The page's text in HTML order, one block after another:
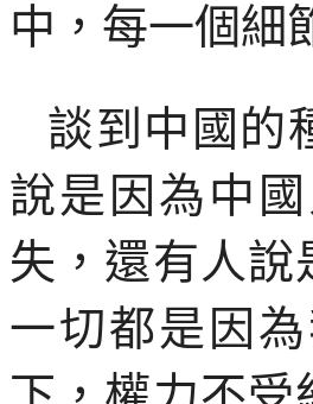
中，每一個細
談到中國的
說是因為中
失，還有人
一切都是因